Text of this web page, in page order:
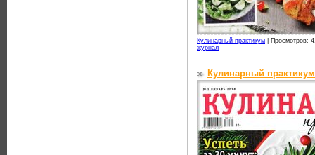
Кулинарный практикум
Просмотров:
журнал
Кулинарный